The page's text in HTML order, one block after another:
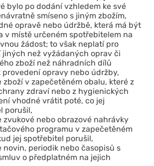
bylo po dodání vzhledem ke své
smíseno s jiným zbožím,
opravě nebo údržbě, která má být
v místě určeném spotřebitelem na
žádost; to však neplatí pro
jiných než vyžádaných oprav či
zboží než náhradních dílů
opravy nebo údržby,
zboží v zapečetěném obalu, které z
zdraví nebo z hygienických
vhodné vrátit poté, co jej
porušil,
zvukové nebo obrazové nahrávky
programu v zapečetěném
jej spotřebitel porušil,
novin, periodik nebo časopisů s
o předplatném na jejich